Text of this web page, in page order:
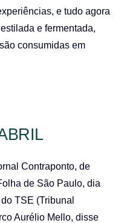
e tudo agora
e fermentada,
consumidas em
Contraponto, de
de São Paulo, dia
TSE (Tribunal
Aurélio Mello, disse